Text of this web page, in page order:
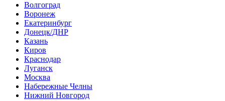
Волгоград
Воронеж
Екатеринбург
Донецк/ДНР
Казань
Киров
Краснодар
Луганск
Москва
Набережные Челны
Нижний Новгород